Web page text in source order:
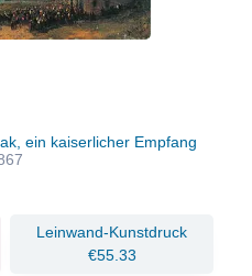
ein kaiserlicher Empfang
Leinwand-Kunstdruck
€55.33